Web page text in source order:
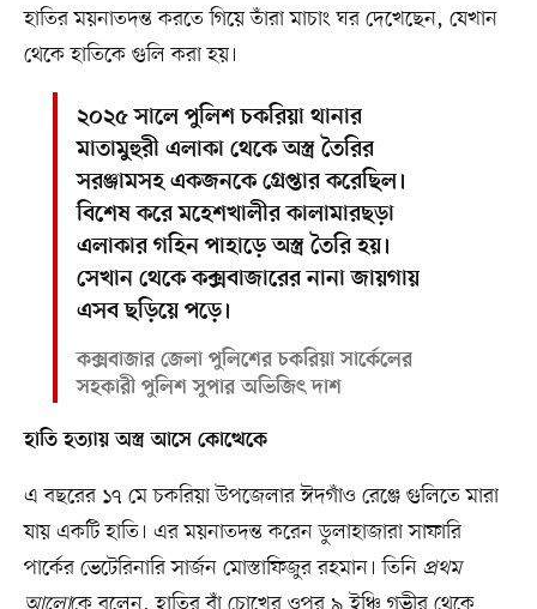
হাতির ময়নাতদন্ত করতে গিয়ে তাঁরা মাচাং ঘর দেখেছেন, যেখান
থেকে হাতিকে গুলি করা হয়।
২০২৫ সালে পুলিশ চকরিয়া থানার
মাতামুহুরী এলাকা থেকে অস্ত্র তৈরির
সরঞ্জামসহ একজনকে গ্রেপ্তার করেছিল।
বিশেষ করে মহেশখালীর কালামারছড়া
এলাকার গহিন পাহাড়ে অস্ত্র তৈরি হয়।
সেখান থেকে কক্সবাজারের নানা জায়গায়
এসব ছড়িয়ে পড়ে।
কক্সবাজার জেলা পুলিশের চকরিয়া সার্কেলের
সহকারী পুলিশ সুপার অভিজিৎ দাশ
হাতি হত্যায় অস্ত্র আসে কোত্থেকে
এ বছরের ১৭ মে চকরিয়া উপজেলার ঈদগাঁও রেঞ্জে গুলিতে মারা
যায় একটি হাতি। এর ময়নাতদন্ত করেন ডুলাহাজারা সাফারি
পার্কের ভেটেরিনারি সার্জন মোস্তাফিজুর রহমান। তিনি প্রথম